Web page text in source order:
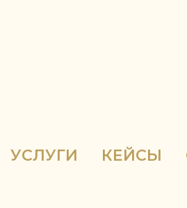
УСЛУГИ КЕЙСЫ